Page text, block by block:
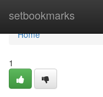
setbookmarks
Home
Home
1